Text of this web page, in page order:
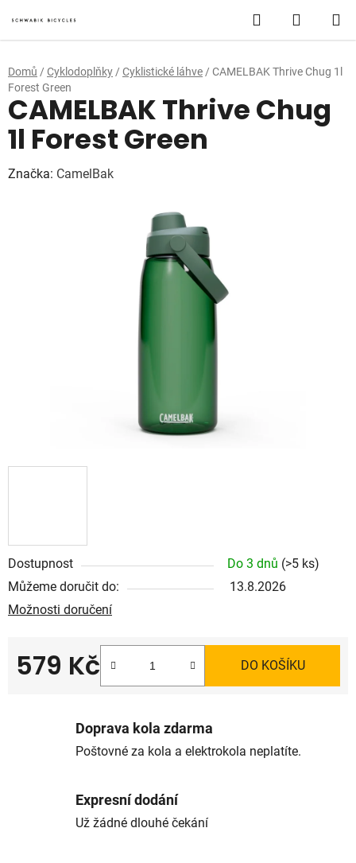
na
obsah
Hledat
KOŠÍK
Domů / Cyklodoplňky / Cyklistické láhve / CAMELBAK Thrive Chug 1l
Forest Green
Dostupnost Do 3 dnů (>5 ks)
Můžeme doručit do:
13.8.2026
Možnosti doručení
579 Kč DO KOŠÍKU
CAMELBAK Thrive Chug
1l Forest Green
Značka: CamelBak
Doprava kola zdarma
Poštovné za kola a elektrokola neplatíte.
Expresní dodání
Už žádné dlouhé čekání